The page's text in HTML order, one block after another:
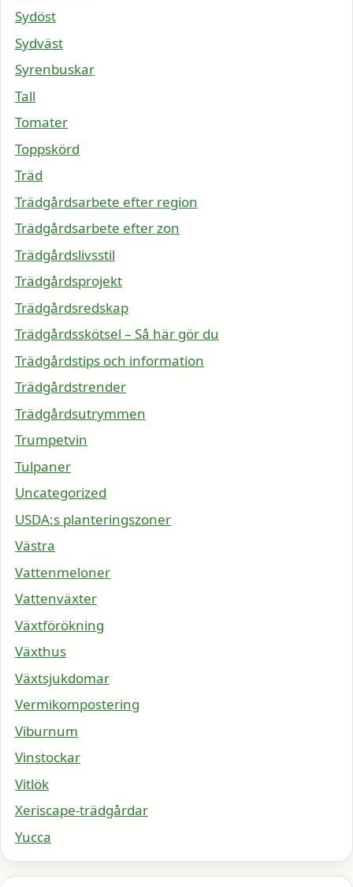
Sydöst
Sydväst
Syrenbuskar
Tall
Tomater
Toppskörd
Träd
Trädgårdsarbete efter region
Trädgårdsarbete efter zon
Trädgårdslivsstil
Trädgårdsprojekt
Trädgårdsredskap
Trädgårdsskötsel – Så här gör du
Trädgårdstips och information
Trädgårdstrender
Trädgårdsutrymmen
Trumpetvin
Tulpaner
Uncategorized
USDA:s planteringszoner
Västra
Vattenmeloner
Vattenväxter
Växtförökning
Växthus
Växtsjukdomar
Vermikompostering
Viburnum
Vinstockar
Vitlök
Xeriscape-trädgårdar
Yucca